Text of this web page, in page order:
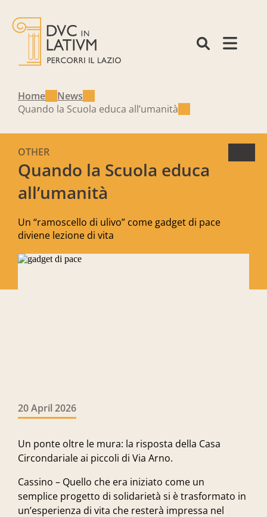
Home
News
Quando la Scuola educa all’umanità
Quando la Scuola educa
all’umanità
OTHER
Un “ramoscello di ulivo” come gadget di pace
diviene lezione di vita
20 April 2026
Un ponte oltre le mura: la risposta della Casa
Circondariale ai piccoli di Via Arno.
Cassino – Quello che era iniziato come un
semplice progetto di solidarietà si è trasformato in
un’esperienza di vita che resterà impressa nel